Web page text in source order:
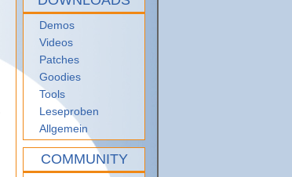
Demos
Videos
Patches
Goodies
Tools
Leseproben
Allgemein
COMMUNITY